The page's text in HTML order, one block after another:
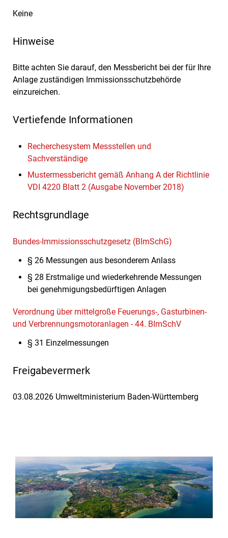
Keine
Hinweise
Bitte achten Sie darauf, den Messbericht bei der für Ihre
Anlage zuständigen Immissionsschutzbehörde
einzureichen.
Vertiefende Informationen
Recherchesystem Messstellen und
Sachverständige
Mustermessbericht gemäß Anhang A der Richtlinie
VDI 4220 Blatt 2 (Ausgabe November 2018)
Rechtsgrundlage
Bundes-Immissionsschutzgesetz (BImSchG)
§ 26 Messungen aus besonderem Anlass
§ 28 Erstmalige und wiederkehrende Messungen
bei genehmigungsbedürftigen Anlagen
Verordnung über mittelgroße Feuerungs-, Gasturbinen-
und Verbrennungsmotoranlagen - 44. BImSchV
§ 31 Einzelmessungen
Freigabevermerk
03.08.2026 Umweltministerium Baden-Württemberg